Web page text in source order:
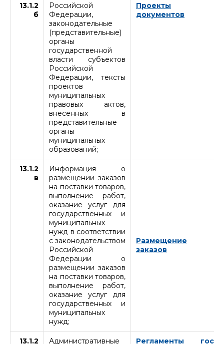
13.1.2
б
Российской
Федерации,
законодательные
(представительные)
органы
государственной
власти субъектов
Российской
Федерации, тексты
проектов
муниципальных
правовых актов,
внесенных в
представительные
органы
муниципальных
образований;
Проекты
документов
13.1.2
в
Информация о
размещении заказов
на поставки товаров,
выполнение работ,
оказание услуг для
государственных и
муниципальных
нужд в соответствии
с законодательством
Российской
Федерации о
размещении заказов
на поставки товаров,
выполнение работ,
оказание услуг для
государственных и
муниципальных
нужд;
Размещение
заказов
13.1.2 Административные Регламенты гос.